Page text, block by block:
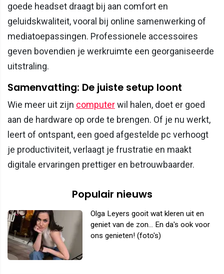
goede headset draagt bij aan comfort en
geluidskwaliteit, vooral bij online samenwerking of
mediatoepassingen. Professionele accessoires
geven bovendien je werkruimte een georganiseerde
uitstraling.
Samenvatting: De juiste setup loont
Wie meer uit zijn computerwil halen, doet er goed
aan de hardware op orde te brengen. Of je nu werkt,
leert of ontspant, een goed afgestelde pc verhoogt
je productiviteit, verlaagt je frustratie en maakt
digitale ervaringen prettiger en betrouwbaarder.
Populair nieuws
Olga Leyers gooit wat kleren uit en
geniet van de zon... En da's ook voor
ons genieten! (foto's)